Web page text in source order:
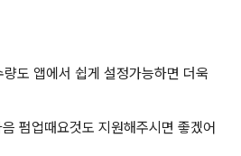
도 앱에서 쉽게 설정가능하면 더욱
펌업때요것도 지원해주시면 좋겠어